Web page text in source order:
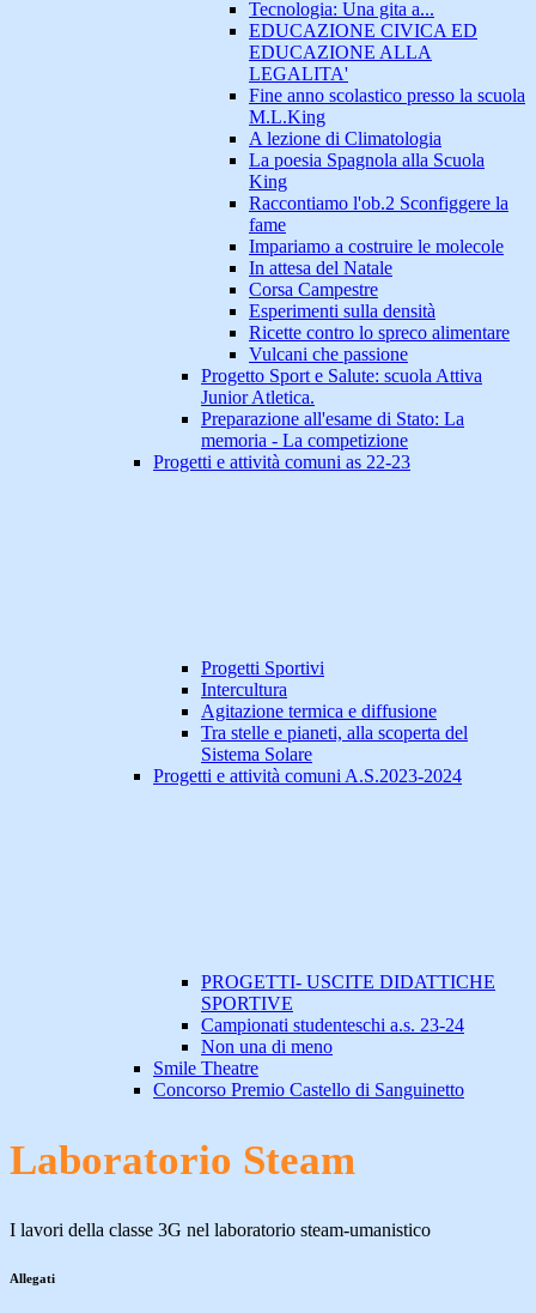
Tecnologia: Una gita a...
EDUCAZIONE CIVICA ED
EDUCAZIONE ALLA
LEGALITA'
Fine anno scolastico presso la scuola
M.L.King
A lezione di Climatologia
La poesia Spagnola alla Scuola
King
Raccontiamo l'ob.2 Sconfiggere la
fame
Impariamo a costruire le molecole
In attesa del Natale
Corsa Campestre
Esperimenti sulla densità
Ricette contro lo spreco alimentare
Vulcani che passione
Progetto Sport e Salute: scuola Attiva
Junior Atletica.
Preparazione all'esame di Stato: La
memoria - La competizione
Progetti e attività comuni as 22-23
Progetti Sportivi
Intercultura
Agitazione termica e diffusione
Tra stelle e pianeti, alla scoperta del
Sistema Solare
Progetti e attività comuni A.S.2023-2024
PROGETTI- USCITE DIDATTICHE
SPORTIVE
Campionati studenteschi a.s. 23-24
Non una di meno
Smile Theatre
Concorso Premio Castello di Sanguinetto
Laboratorio Steam
I lavori della classe 3G nel laboratorio steam-umanistico
Allegati